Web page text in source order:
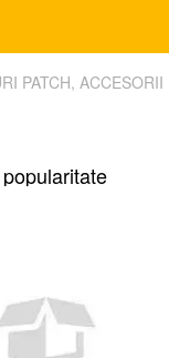
PATCH, ACCESORII